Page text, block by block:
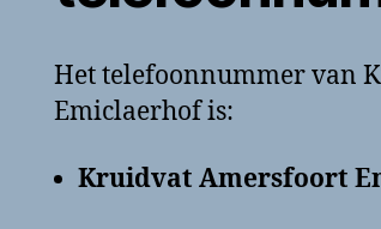
Het telefoonnummer van
Emiclaerhof is:
Kruidvat Amersfoort